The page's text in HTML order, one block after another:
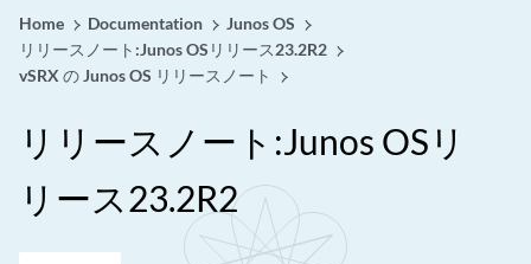
Home Documentation
Junos OS
リリースノート:Junos OSリリース23.2R2
vSRX の Junos OS リリースノート
リリースノート:Junos OSリ
リース23.2R2